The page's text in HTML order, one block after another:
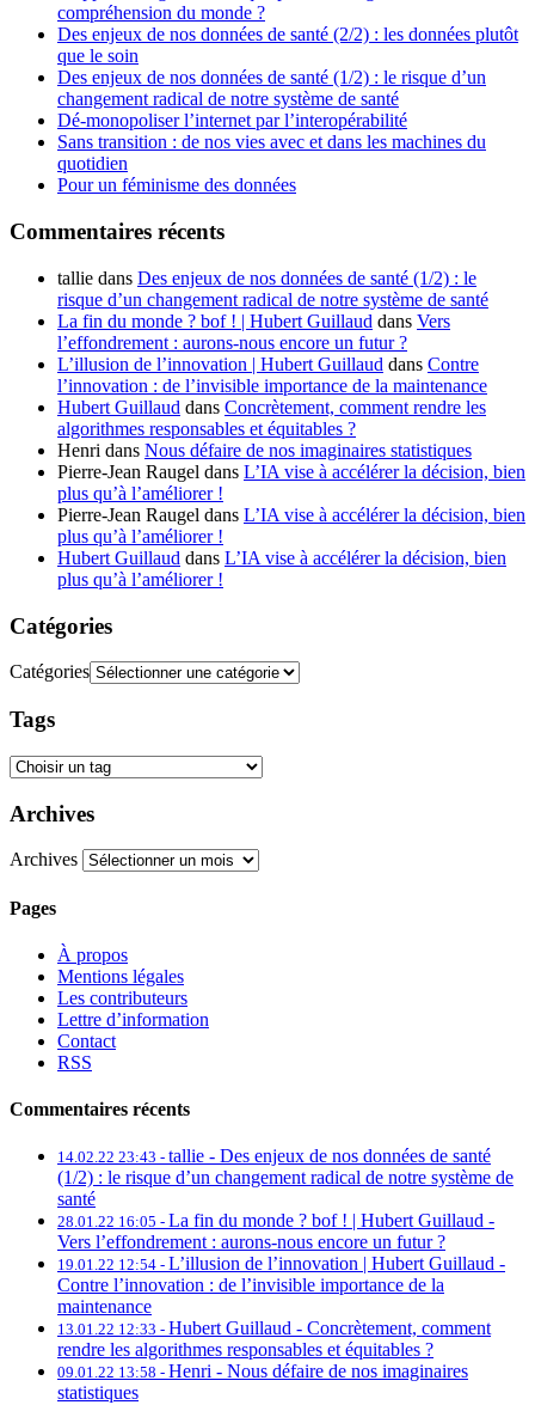
compréhension du monde ?
Des enjeux de nos données de santé (2/2) : les données plutôt
que le soin
Des enjeux de nos données de santé (1/2) : le risque d’un
changement radical de notre système de santé
Dé-monopoliser l’internet par l’interopérabilité
Sans transition : de nos vies avec et dans les machines du
quotidien
Pour un féminisme des données
Commentaires récents
tallie dans Des enjeux de nos données de santé (1/2) : le
risque d’un changement radical de notre système de santé
La fin du monde ? bof ! | Hubert Guillaud dans Vers
l’effondrement : aurons-nous encore un futur ?
L’illusion de l’innovation | Hubert Guillaud dans Contre
l’innovation : de l’invisible importance de la maintenance
Hubert Guillaud dans Concrètement, comment rendre les
algorithmes responsables et équitables ?
Henri dans Nous défaire de nos imaginaires statistiques
Pierre-Jean Raugel dans L’IA vise à accélérer la décision, bien
plus qu’à l’améliorer !
Pierre-Jean Raugel dans L’IA vise à accélérer la décision, bien
plus qu’à l’améliorer !
Hubert Guillaud dans L’IA vise à accélérer la décision, bien
plus qu’à l’améliorer !
Catégories
Catégories
Tags
Archives
Archives
Pages
À propos
Mentions légales
Les contributeurs
Lettre d’information
Contact
RSS
Commentaires récents
14.02.22 23:43 - tallie - Des enjeux de nos données de santé
(1/2) : le risque d’un changement radical de notre système de
santé
28.01.22 16:05 - La fin du monde ? bof ! | Hubert Guillaud -
Vers l’effondrement : aurons-nous encore un futur ?
19.01.22 12:54 - L’illusion de l’innovation | Hubert Guillaud -
Contre l’innovation : de l’invisible importance de la
maintenance
13.01.22 12:33 - Hubert Guillaud - Concrètement, comment
rendre les algorithmes responsables et équitables ?
09.01.22 13:58 - Henri - Nous défaire de nos imaginaires
statistiques